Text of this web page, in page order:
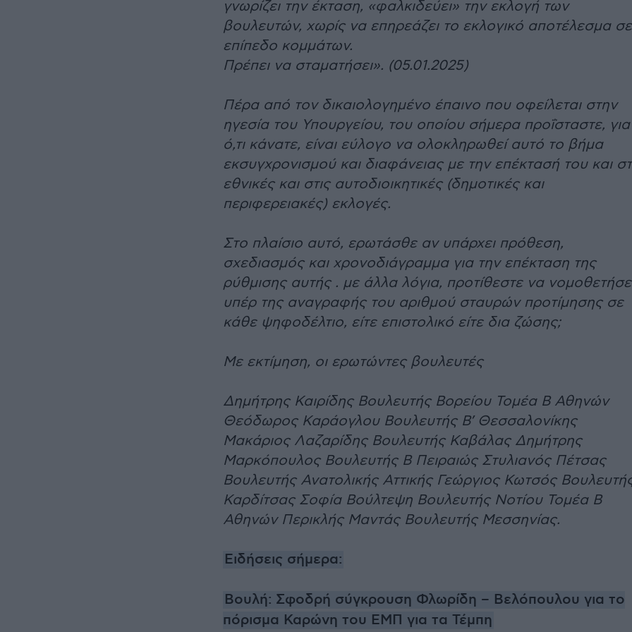
γνωρίζει την έκταση, «φαλκιδεύει» την εκλογή των
βουλευτών, χωρίς να επηρεάζει το εκλογικό αποτέλεσμα σε
επίπεδο κομμάτων.
Πρέπει να σταματήσει». (05.01.2025)
Πέρα από τον δικαιολογημένο έπαινο που οφείλεται στην
ηγεσία του Υπουργείου, του οποίου σήμερα προΐσταστε, για
ό,τι κάνατε, είναι εύλογο να ολοκληρωθεί αυτό το βήμα
εκσυγχρονισμού και διαφάνειας με την επέκτασή του και
εθνικές και στις αυτοδιοικητικές (δημοτικές και
περιφερειακές) εκλογές.
Στο πλαίσιο αυτό, ερωτάσθε αν υπάρχει πρόθεση,
σχεδιασμός και χρονοδιάγραμμα για την επέκταση της
ρύθμισης αυτής . με άλλα λόγια, προτίθεστε να
υπέρ της αναγραφής του αριθμού σταυρών προτίμησης σε
κάθε ψηφοδέλτιο, είτε επιστολικό είτε δια ζώσης;
Με εκτίμηση, οι ερωτώντες βουλευτές
Δημήτρης Καιρίδης Βουλευτής Βορείου Τομέα Β Αθηνών
Θεόδωρος Καράογλου Βουλευτής Β’ Θεσσαλονίκης
Μακάριος Λαζαρίδης Βουλευτής Καβάλας Δημήτρης
Μαρκόπουλος Βουλευτής Β Πειραιώς Στυλιανός Πέτσας
Βουλευτής Ανατολικής Αττικής Γεώργιος Κωτσός
Καρδίτσας Σοφία Βούλτεψη Βουλευτής Νοτίου Τομέα Β
Αθηνών Περικλής Μαντάς Βουλευτής Μεσσηνίας.
Ειδήσεις σήμερα:
Βουλή: Σφοδρή σύγκρουση Φλωρίδη – Βελόπουλου για το
πόρισμα Καρώνη του ΕΜΠ για τα Τέμπη